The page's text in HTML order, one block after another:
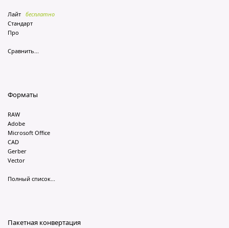
Лайт бесплатно
Стандарт
Про
Сравнить...
Форматы
RAW
Adobe
Microsoft Office
CAD
Gerber
Vector
Полный список...
Пакетная конвертация